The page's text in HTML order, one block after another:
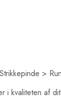
>
kvaliteten af